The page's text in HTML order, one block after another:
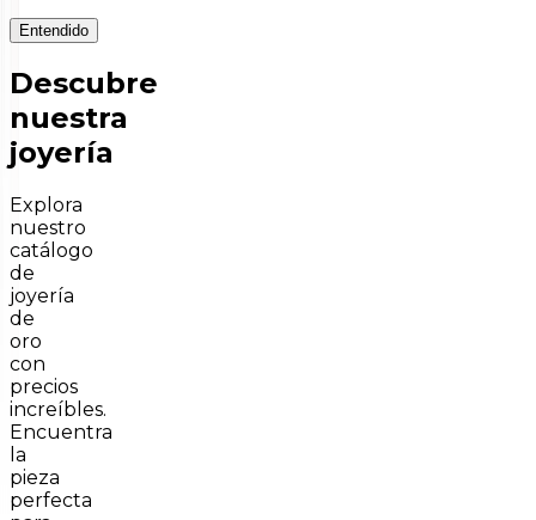
Entendido
Descubre
nuestra
joyería
Explora
nuestro
catálogo
de
joyería
de
oro
con
precios
increíbles.
Encuentra
la
pieza
perfecta